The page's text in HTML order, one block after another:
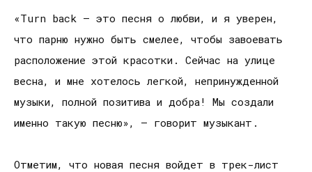
«Turn back — это песня о любви, и я уверен,
что парню нужно быть смелее, чтобы завоевать
расположение этой красотки. Сейчас на улице
весна, и мне хотелось легкой, непринужденной
музыки, полной позитива и добра! Мы создали
именно такую песню», — говорит музыкант.
Отметим, что новая песня войдет в трек-лист